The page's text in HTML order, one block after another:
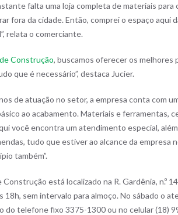
falta uma loja completa de materiais
fora da cidade. Então, comprei o espaço aqui
relata o comerciante.
Construção, buscamos oferecer os
que é necessário”, destaca Jucier.
de atuação no setor, a empresa conta com
ao acabamento. Materiais e ferramentas,
você encontra um atendimento especial,
tudo que estiver ao alcance da empresa
também”.
Construção está localizado na R. Gardênia, n.º
18h, sem intervalo para almoço. No sábado o
do telefone fixo 3375-1300 ou no celular (18)